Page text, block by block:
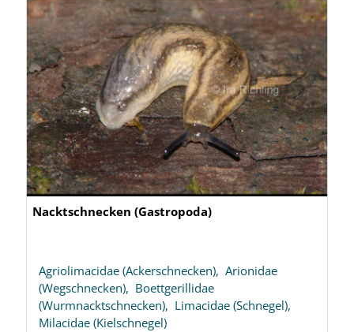
Nacktschnecken (Gastropoda)
Agriolimacidae (Ackerschnecken), Arionidae
(Wegschnecken), Boettgerillidae
(Wurmnacktschnecken), Limacidae (Schnegel),
Milacidae (Kielschnegel)